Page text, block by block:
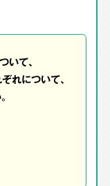
いて、
れについて、